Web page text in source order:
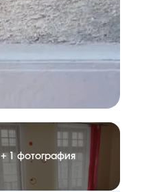
+ 1 фотография